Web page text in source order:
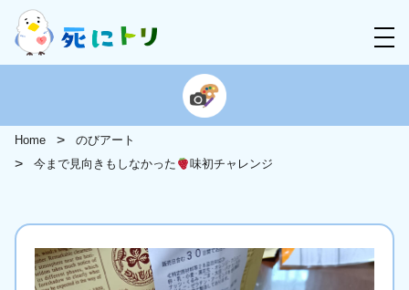
Home
のびアート
今まで見向きもしなかった
味初チャレンジ